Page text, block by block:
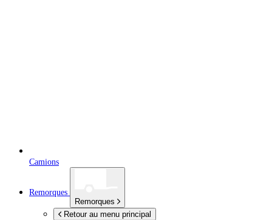
Camions
Remorques
Remorques
Retour au menu principal